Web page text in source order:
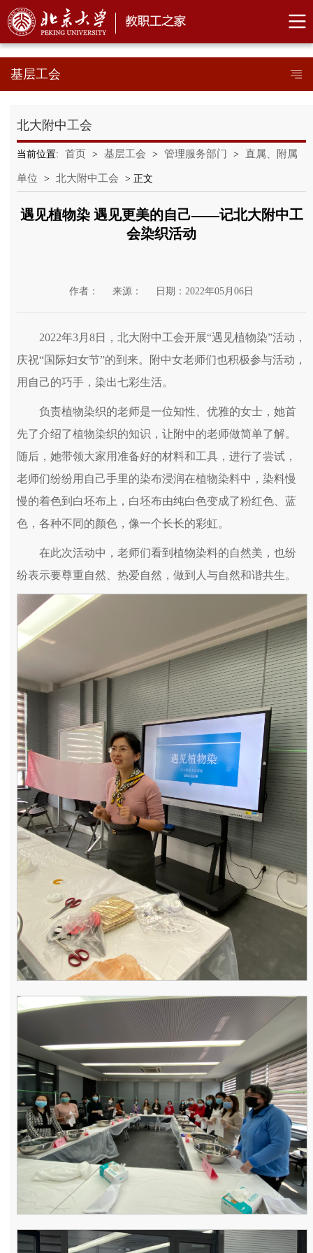
基层工会
北大附中工会
当前位置: 首页 > 基层工会 > 管理服务部门 > 直属、附属
单位 > 北大附中工会 > 正文
遇见植物染 遇见更美的自己——记北大附中工
会染织活动
作者： 来源： 日期：2022年05月06日
2022年3月8日，北大附中工会开展“遇见植物染”活动，
庆祝“国际妇女节”的到来。附中女老师们也积极参与活动，
用自己的巧手，染出七彩生活。
负责植物染织的老师是一位知性、优雅的女士，她首
先了介绍了植物染织的知识，让附中的老师做简单了解。
随后，她带领大家用准备好的材料和工具，进行了尝试，
老师们纷纷用自己手里的染布浸润在植物染料中，染料慢
慢的着色到白坯布上，白坯布由纯白色变成了粉红色、蓝
色，各种不同的颜色，像一个长长的彩虹。
在此次活动中，老师们看到植物染料的自然美，也纷
纷表示要尊重自然、热爱自然，做到人与自然和谐共生。